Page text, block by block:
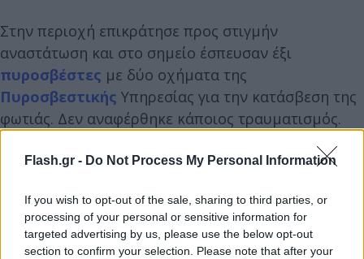
Flash.gr - Do Not Process My Personal Information
If you wish to opt-out of the sale, sharing to third parties, or
processing of your personal or sensitive information for
targeted advertising by us, please use the below opt-out
section to confirm your selection. Please note that after your
Στην περιοχή επικράτησε προς στιγμήν
αναστάτωση και στο σημείο έσπευσαν έξι
πυροσβέστες με δύο οχήματα της
Πυροσβεστικής Υπηρεσίας για την κατάσβεση της
φωτιάς. Δεν αναφέρθηκε κάποιος τραυματισμός.
Ολοκληρώθηκε κατάσβεση πυρκαγιάς σε 2 ΙΧΕ
Βασιλειάδη, στην Κάτω Τούμπα Θεσσαλονίκης.
Επιχείρησαν 6#πυροσβέστεςμε 2 οχήματα.